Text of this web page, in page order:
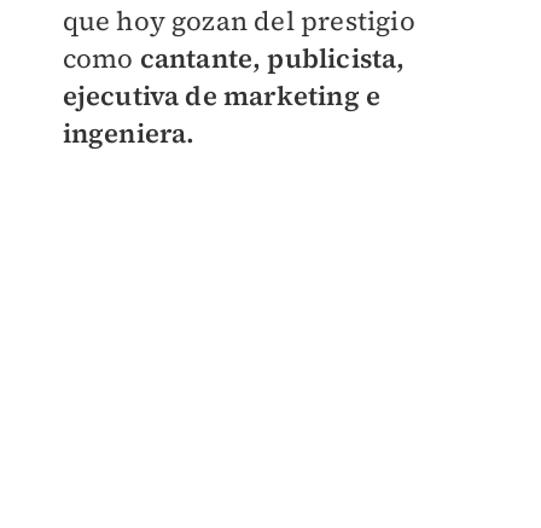
que hoy gozan del prestigio
como cantante, publicista,
ejecutiva de marketing e
ingeniera.